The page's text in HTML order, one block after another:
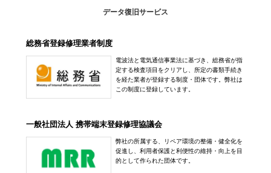
データ復旧サービス
総務省登録修理業者制度
電波法と電気通信事業法に基づき、総務省が指
定する検査項目をクリアし、所定の書類手続き
を経た業者が登録する制度・団体です。弊社は
この制度に登録しています。
一般社団法人 携帯端末登録修理協議会
弊社の所属する、リペア環境の整備・健全化を
促進し、利用者保護と利便性の維持・向上を目
的として作られた団体です。